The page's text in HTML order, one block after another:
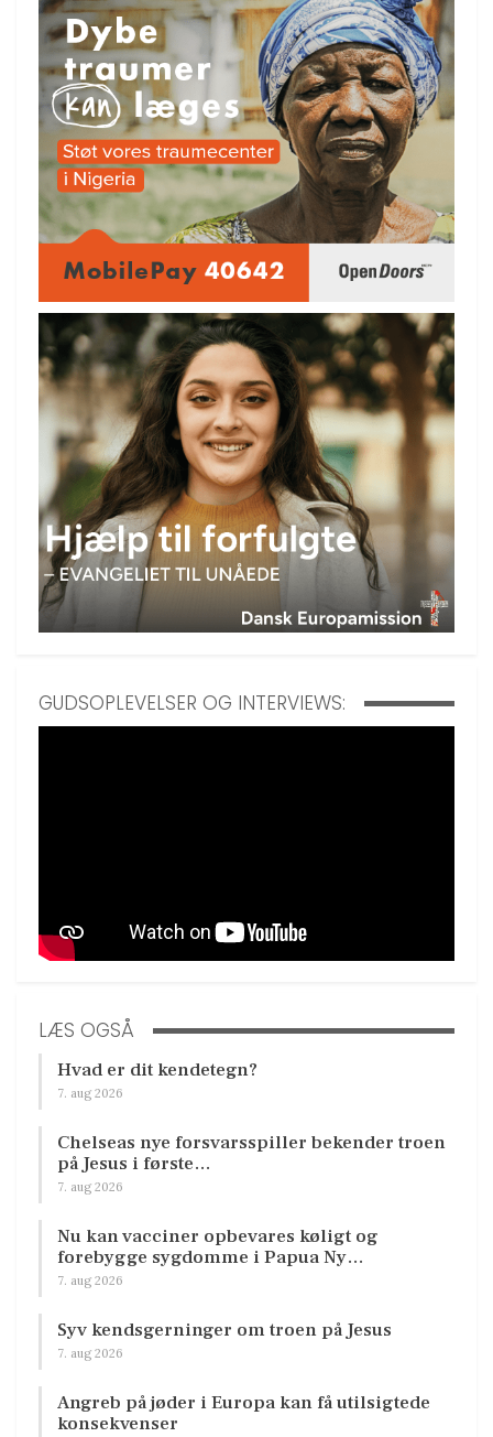
GUDSOPLEVELSER OG INTERVIEWS:
LÆS OGSÅ
Hvad er dit kendetegn?
7. aug 2026
Chelseas nye forsvarsspiller bekender troen
på Jesus i første…
7. aug 2026
Nu kan vacciner opbevares køligt og
forebygge sygdomme i Papua Ny…
7. aug 2026
Syv kendsgerninger om troen på Jesus
7. aug 2026
Angreb på jøder i Europa kan få utilsigtede
konsekvenser